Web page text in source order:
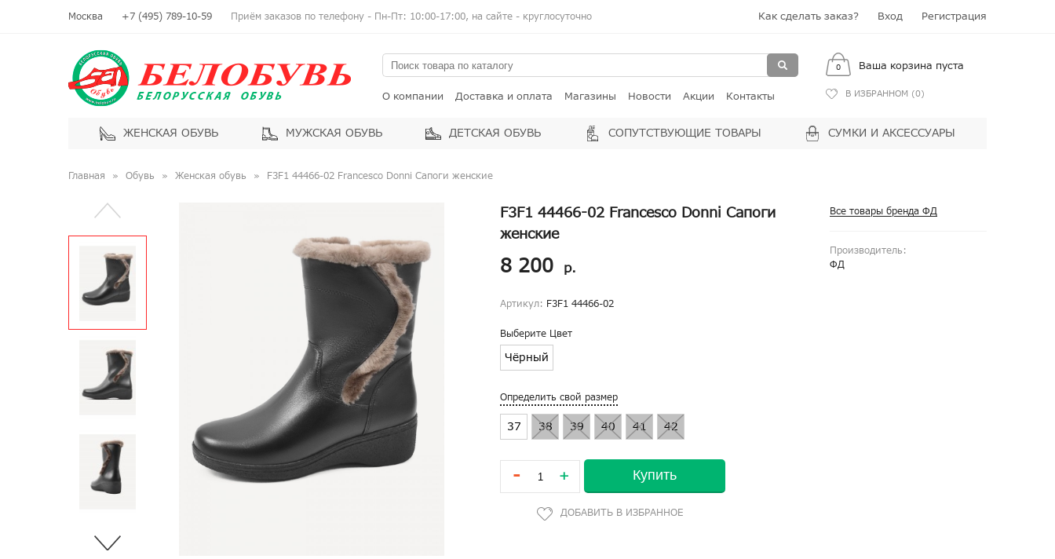
Москва +7 (495) 789-10-59 Приём заказов по телефону - Пн-Пт: 10:00-17:00, на сайте - круглосуточно Как сделать заказ? Вход Регистрация
О компании Доставка и оплата Магазины Новости Акции Контакты
0 Ваша корзина пуста
В ИЗБРАННОМ (0)
ЖЕНСКАЯ ОБУВЬ МУЖСКАЯ ОБУВЬ ДЕТСКАЯ ОБУВЬ СОПУТСТВУЮЩИЕ ТОВАРЫ СУМКИ И АКСЕССУАРЫ
Главная Обувь Женская обувь F3F1 44466-02 Francesco Donni Сапоги женские
Все товары бренда ФД
Производитель:
ФД
F3F1 44466-02 Francesco Donni Сапоги
женские
8 200 р.
Артикул: F3F1 44466-02
Выберите Цвет
Чёрный
Определить свой размер
37 38 39 40 41 42
- + Купить